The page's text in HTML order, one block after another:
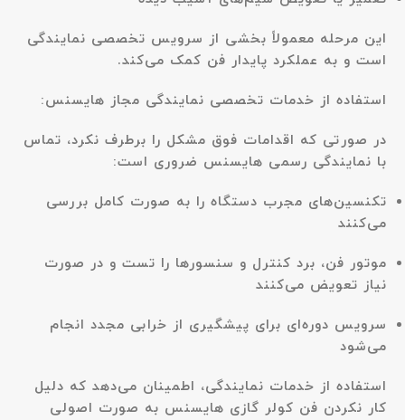
این مرحله معمولاً بخشی از سرویس تخصصی نمایندگی
است و به عملکرد پایدار فن کمک می‌کند.
استفاده از خدمات تخصصی نمایندگی مجاز هایسنس:
در صورتی که اقدامات فوق مشکل را برطرف نکرد، تماس
با نمایندگی رسمی هایسنس ضروری است:
تکنسین‌های مجرب دستگاه را به صورت کامل بررسی
می‌کنند
موتور فن، برد کنترل و سنسورها را تست و در صورت
نیاز تعویض می‌کنند
سرویس دوره‌ای برای پیشگیری از خرابی مجدد انجام
می‌شود
استفاده از خدمات نمایندگی، اطمینان می‌دهد که دلیل
کار نکردن فن کولر گازی هایسنس به صورت اصولی